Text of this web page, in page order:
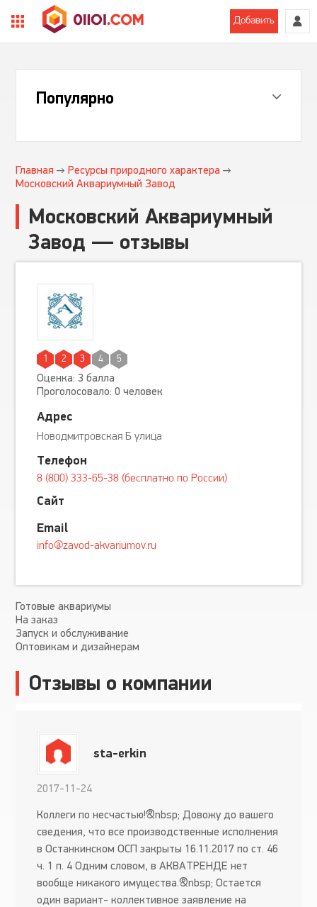
Добавить
Популярно
Главная
Ресурсы природного характера
Московский Аквариумный Завод
Московский Аквариумный
Завод — отзывы
1 2 3 4 5
Оценка: 3 балла
Проголосовало: 0 человек
Адрес
Новодмитровская Б улица
Телефон
8 (800) 333-65-38 (бесплатно по России)
Сайт
Email
info@zavod-akvariumov.ru
Готовые аквариумы
На заказ
Запуск и обслуживание
Оптовикам и дизайнерам
Отзывы о компании
sta-erkin
2017-11-24
Коллеги по несчастью!&nbsp; Довожу до вашего
сведения, что все производственные исполнения
в Останкинском ОСП закрыты 16.11.2017 по ст. 46
ч. 1 п. 4 Одним словом, в АКВАТРЕНДЕ нет
вообще никакого имущества.&nbsp; Остается
один вариант- коллективное заявление на